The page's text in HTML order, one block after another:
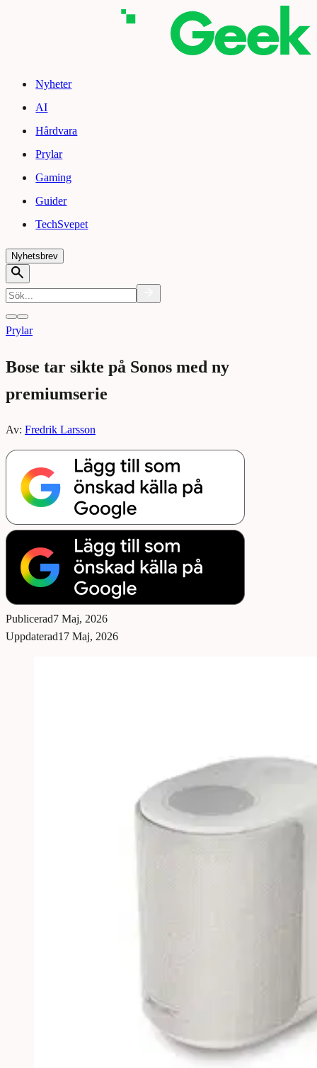
Nyheter
AI
Hårdvara
Prylar
Gaming
Guider
TechSvepet
Nyhetsbrev
Prylar
Bose tar sikte på Sonos med ny
premiumserie
Av: Fredrik Larsson
Publicerad7 Maj, 2026
Uppdaterad17 Maj, 2026